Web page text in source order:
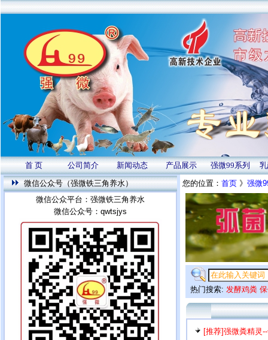
首 页 公司简介 新闻动态 产品展示 强微99系列
微信公众号（强微铁三角养水）
微信公众平台：强微铁三角养水
微信公众号：qwtsjys
您的位置： 首页 》 强微
热门搜索: 发酵鸡粪
[推荐]强微粪精灵